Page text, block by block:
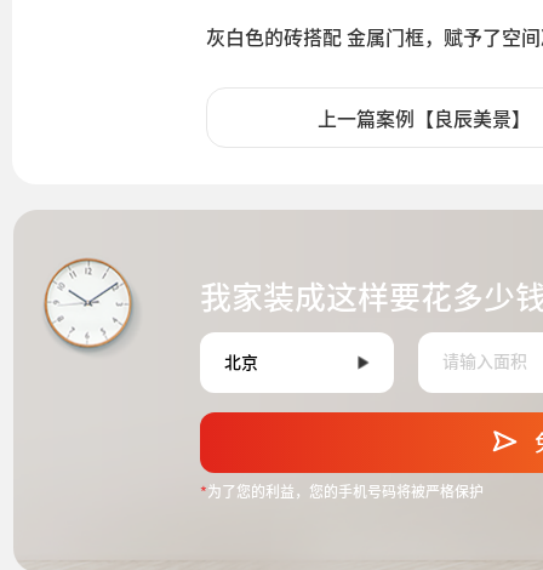
灰白色的砖搭配 金属门框，赋予了空
上一篇案例【良辰美景】
我家装成这样要花多少
*为了您的利益，您的手机号码将被严格保护